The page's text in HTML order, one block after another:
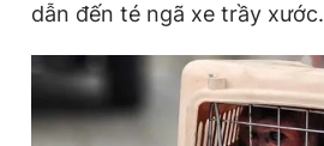
Đọc Thanh Niên trên điện thoại
dẫn đến té ngã xe trầy xước.